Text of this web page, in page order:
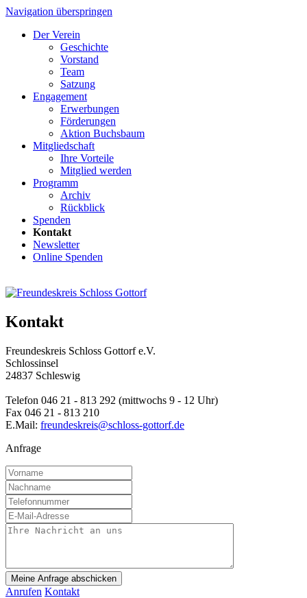
Navigation überspringen
Der Verein
Geschichte
Vorstand
Team
Satzung
Engagement
Erwerbungen
Förderungen
Aktion Buchsbaum
Mitgliedschaft
Ihre Vorteile
Mitglied werden
Programm
Archiv
Rückblick
Spenden
Kontakt
Newsletter
Online Spenden
Kontakt
Freundeskreis Schloss Gottorf e.V.
Schlossinsel
24837 Schleswig
Telefon 046 21 - 813 292 (mittwochs 9 - 12 Uhr)
Fax 046 21 - 813 210
E.Mail: freundeskreis@schloss-gottorf.de
Anfrage
Meine Anfrage abschicken
Anrufen Kontakt